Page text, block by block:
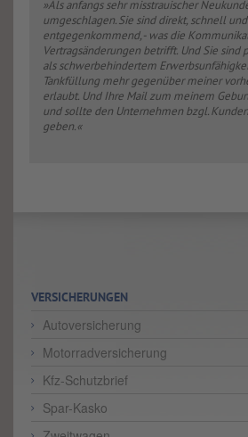
»Als anfangs sehr misstrauischer
umgeschlagen. Sie sind direkt, schnell
entgegenkommend, - was die
Vertragsänderungen betrifft. Und Sie sind
als schwerbehindertem
Tankfüllung mehr gegenüber meiner
erlaubt. Und Ihre Mail zum meinem
und sollte den Unternehmen bzgl.
geben.«
VERSICHERUNGEN
Autoversicherung
Motorradversicherung
Kfz-Schutzbrief
Spar-Kasko